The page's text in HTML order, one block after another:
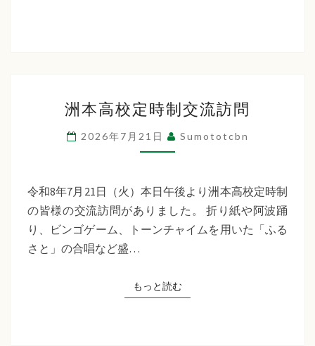
本
高
校
時
制
交
問
洲本高校定時制交流訪問
2026年7月21日 Sumototcbn
令和8年7月21日（火）本日午後より洲本高校定時制
の皆様の交流訪問がありました。 折り紙や阿波踊
り、ビンゴゲーム、トーンチャイムを用いた「ふる
さと」の合唱など盛…
もっと読むもっと読む